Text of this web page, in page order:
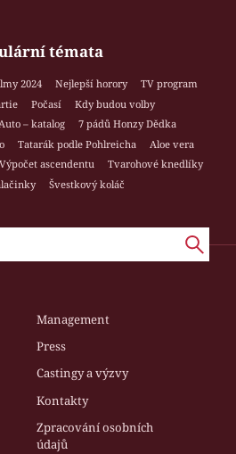
témata
2024 Nejlepší horory
TV program
Počasí
Kdy budou volby
– katalog
7 pádů Honzy Dědka
Tatarák podle Pohlreicha
Aloe vera
Výpočet ascendentu
Tvarohové knedlíky
Švestkový koláč
Management
Press
Castingy a výzvy
Kontakty
Zpracování osobních
údajů